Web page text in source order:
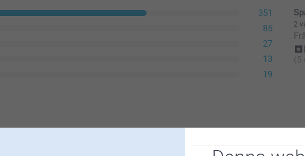
351
85
27
13
19
2
(5